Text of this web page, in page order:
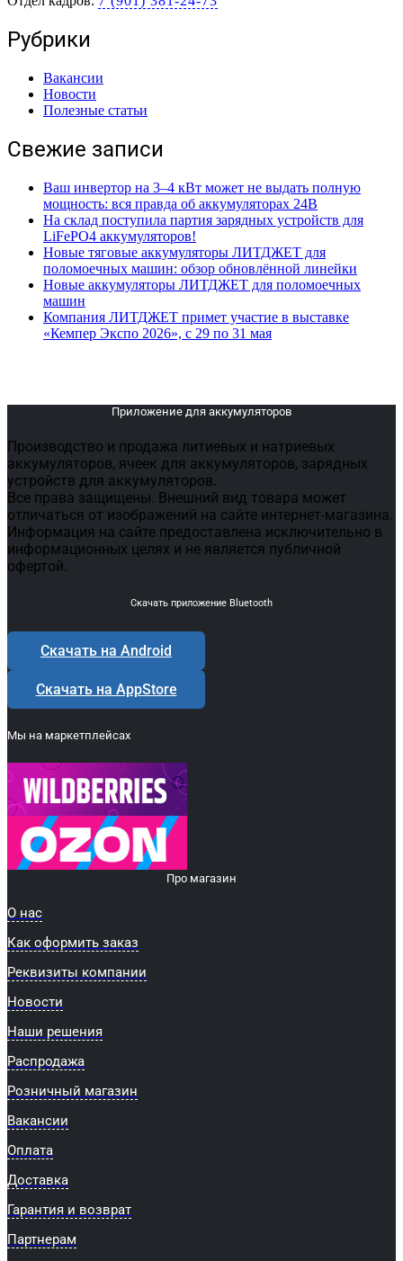
Рубрики
Вакансии
Новости
Полезные статьи
Свежие записи
Ваш инвертор на 3–4 кВт может не выдать полную
мощность: вся правда об аккумуляторах 24В
На склад поступила партия зарядных устройств для
LiFePO4 аккумуляторов!
Новые тяговые аккумуляторы ЛИТДЖЕТ для
поломоечных машин: обзор обновлённой линейки
Новые аккумуляторы ЛИТДЖЕТ для поломоечных
машин
Компания ЛИТДЖЕТ примет участие в выставке
«Кемпер Экспо 2026», с 29 по 31 мая
Приложение для аккумуляторов
Производство и продажа литиевых и натриевых
аккумуляторов, ячеек для аккумуляторов, зарядных
устройств для аккумуляторов.
Все права защищены. Внешний вид товара может
отличаться от изображений на сайте интернет-магазина.
Информация на сайте предоставлена исключительно в
информационных целях и не является публичной
офертой.
Скачать приложение Bluetooth
Скачать на Android
Скачать на AppStore
Мы на маркетплейсах
Про магазин
О нас
Как оформить заказ
Реквизиты компании
Новости
Наши решения
Распродажа
Розничный магазин
Вакансии
Оплата
Доставка
Гарантия и возврат
Партнерам